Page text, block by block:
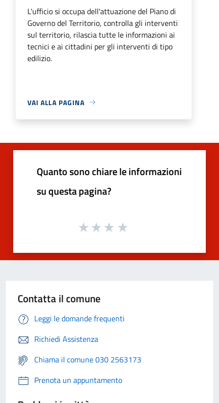
L'ufficio si occupa dell'attuazione del Piano di
Governo del Territorio, controlla gli interventi
sul territorio, rilascia tutte le informazioni ai
tecnici e ai cittadini per gli interventi di tipo
edilizio.
VAI ALLA PAGINA
Quanto sono chiare le informazioni
su questa pagina?
Contatta il comune
Leggi le domande frequenti
Richiedi Assistenza
Chiama il comune 030 2563173
Prenota un appuntamento